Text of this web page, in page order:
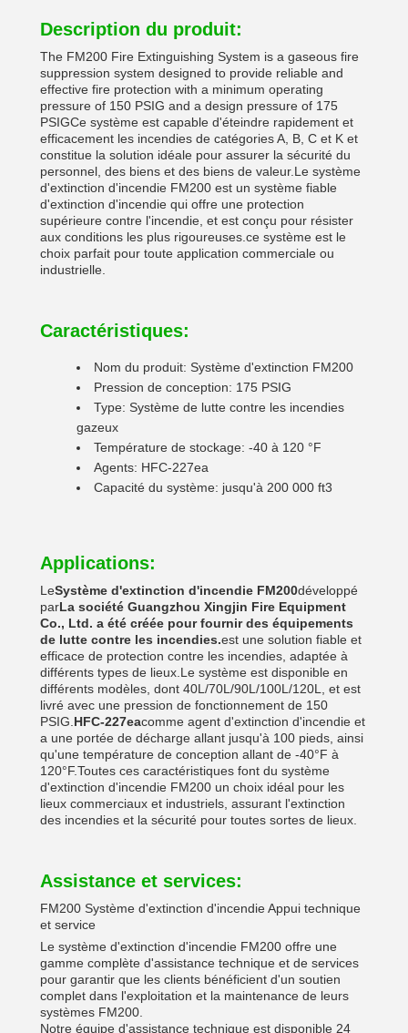
Description du produit:
The FM200 Fire Extinguishing System is a gaseous fire
suppression system designed to provide reliable and
effective fire protection with a minimum operating
pressure of 150 PSIG and a design pressure of 175
PSIGCe système est capable d'éteindre rapidement et
efficacement les incendies de catégories A, B, C et K et
constitue la solution idéale pour assurer la sécurité du
personnel, des biens et des biens de valeur.Le système
d'extinction d'incendie FM200 est un système fiable
d'extinction d'incendie qui offre une protection
supérieure contre l'incendie, et est conçu pour résister
aux conditions les plus rigoureuses.ce système est le
choix parfait pour toute application commerciale ou
industrielle.
Caractéristiques:
Nom du produit: Système d'extinction FM200
Pression de conception: 175 PSIG
Type: Système de lutte contre les incendies
gazeux
Température de stockage: -40 à 120 °F
Agents: HFC-227ea
Capacité du système: jusqu'à 200 000 ft3
Applications:
LeSystème d'extinction d'incendie FM200développé
parLa société Guangzhou Xingjin Fire Equipment
Co., Ltd. a été créée pour fournir des équipements
de lutte contre les incendies.est une solution fiable et
efficace de protection contre les incendies, adaptée à
différents types de lieux.Le système est disponible en
différents modèles, dont 40L/70L/90L/100L/120L, et est
livré avec une pression de fonctionnement de 150
PSIG. HFC-227eacomme agent d'extinction d'incendie et
a une portée de décharge allant jusqu'à 100 pieds, ainsi
qu'une température de conception allant de -40°F à
120°F.Toutes ces caractéristiques font du système
d'extinction d'incendie FM200 un choix idéal pour les
lieux commerciaux et industriels, assurant l'extinction
des incendies et la sécurité pour toutes sortes de lieux.
Assistance et services:
FM200 Système d'extinction d'incendie Appui technique
et service
Le système d'extinction d'incendie FM200 offre une
gamme complète d'assistance technique et de services
pour garantir que les clients bénéficient d'un soutien
complet dans l'exploitation et la maintenance de leurs
systèmes FM200.
Notre équipe d'assistance technique est disponible 24